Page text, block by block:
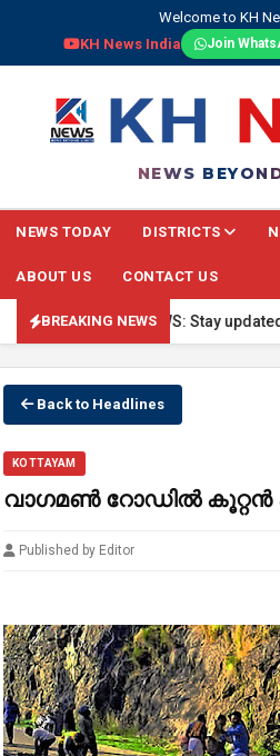
Welcome to KH
KH News India
Join
NEWS
NEWS TODAY DISTRICTS
ABOUT US CONTACT US
BREAKING NEWS
BREAKING NEWS: Stay updated
Back to Headlines
KOTTAYAM
വാഗമൺ റോഡിൽ
Published by Editor